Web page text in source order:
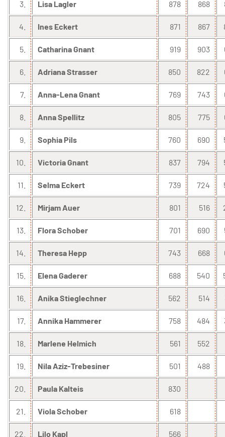
3. Lisa Lagler 878 868
4. Ines Eckert 871 867
5. Catharina Gnant 919 903
6. Adriana Strasser 850 822
7. Anna-Lena Gnant 769 743
8. Anna Spellitz 805 775
9. Sophia Pils 760 690
10. Victoria Gnant 837 794
11. Selma Eckert 739 724
12. Mirjam Auer 801 516
13. Flora Schober 701 690
14. Theresa Hepp 743 668
15. Elena Gaderer 688 540
16. Anika Stieglechner 562 514
17. Annika Hammerer 758 484
18. Marlene Helmich 561 552
19. Nila Aziz-Trebesiner 501 488
20. Paula Kalteis 830
21. Viola Schober 618
22. Lilo Kapl 566